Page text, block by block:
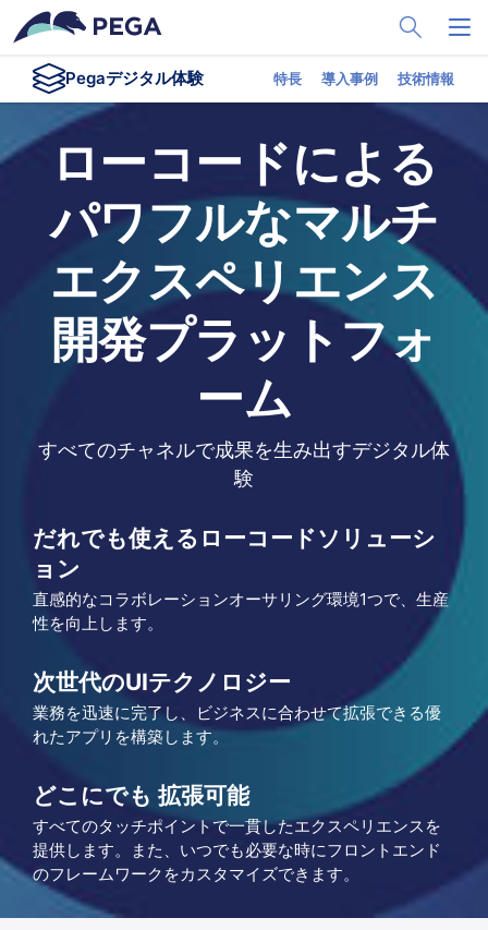
メインコンテンツに飛ぶ
Toggle
Pegaデジタル体験 特長 導入事例 技術情報
ローコードによる
パワフルなマルチ
エクスペリエンス
開発プラットフォ
ーム
すべてのチャネルで成果を生み出すデジタル体
験
だれでも使えるローコードソリューシ
ョン
直感的なコラボレーションオーサリング環境1つで、生産
性を向上します。
次世代のUIテクノロジー
業務を迅速に完了し、ビジネスに合わせて拡張できる優
れたアプリを構築します。
どこにでも 拡張可能
すべてのタッチポイントで一貫したエクスペリエンスを
提供します。また、いつでも必要な時にフロントエンド
のフレームワークをカスタマイズできます。